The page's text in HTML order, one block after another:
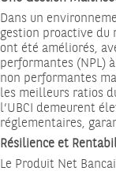
Dans un
gestion proactive du
ont été améliorés,
performantes (NPL)
non performantes
les meilleurs ratios
l’UBCI demeurent
réglementaires,
Résilience et
Le Produit Net